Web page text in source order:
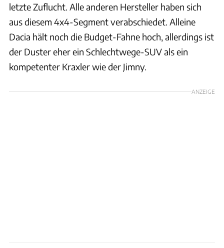
letzte Zuflucht. Alle anderen Hersteller haben sich
aus diesem 4x4-Segment verabschiedet. Alleine
Dacia hält noch die Budget-Fahne hoch, allerdings ist
der Duster eher ein Schlechtwege-SUV als ein
kompetenter Kraxler wie der Jimny.
ANZEIGE